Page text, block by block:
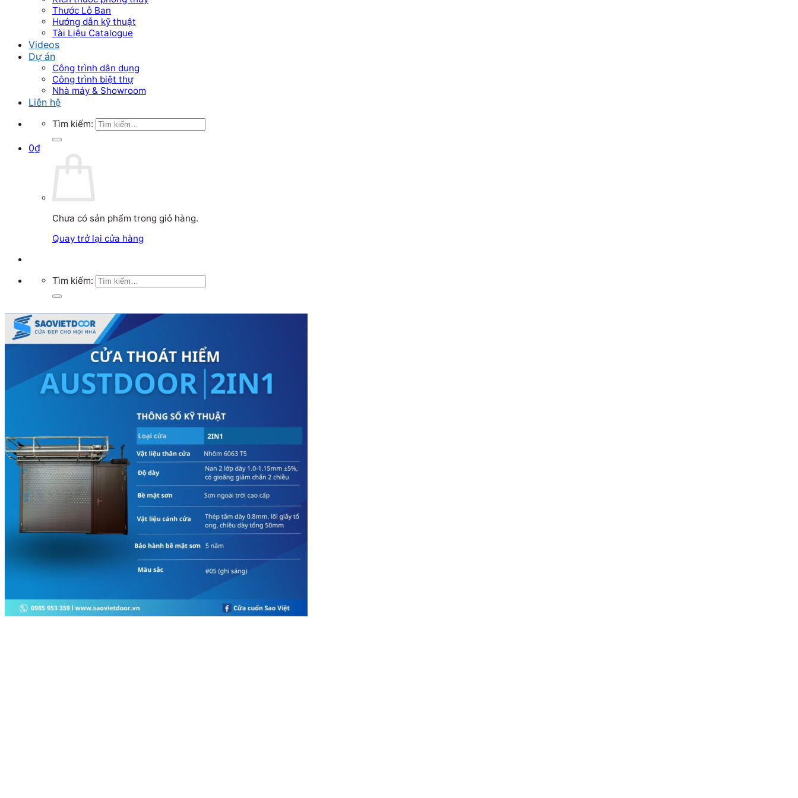
Thước Lỗ Ban
Hướng dẫn kỹ thuật
Tài Liệu Catalogue
Videos
Dự án
Công trình dân dụng
Công trình biệt thự
Nhà máy & Showroom
Liên hệ
Tìm kiếm:
0₫
Chưa có sản phẩm trong giỏ hàng.
Quay trở lại cửa hàng
Tìm kiếm: